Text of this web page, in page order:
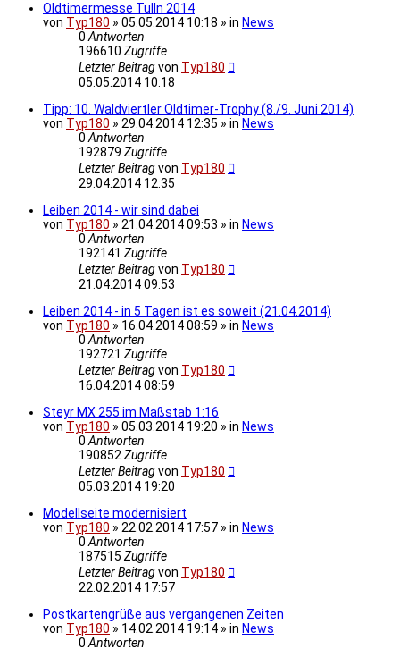
Oldtimermesse Tulln 2014
von Typ180 » 05.05.2014 10:18 » in News
0Antworten
196610 Zugriffe
Letzter Beitragvon Typ180
05.05.2014 10:18
Tipp: 10. Waldviertler Oldtimer-Trophy (8./9. Juni 2014)
von Typ180 » 29.04.2014 12:35 » in News
0Antworten
192879 Zugriffe
Letzter Beitragvon Typ180
29.04.2014 12:35
Leiben 2014 - wir sind dabei
von Typ180 » 21.04.2014 09:53 » in News
0Antworten
192141 Zugriffe
Letzter Beitragvon Typ180
21.04.2014 09:53
Leiben 2014 - in 5 Tagen ist es soweit (21.04.2014)
von Typ180 » 16.04.2014 08:59 » in News
0Antworten
192721 Zugriffe
Letzter Beitragvon Typ180
16.04.2014 08:59
Steyr MX 255 im Maßstab 1:16
von Typ180 » 05.03.2014 19:20 » in News
0Antworten
190852Zugriffe
Letzter Beitragvon Typ180
05.03.2014 19:20
Modellseite modernisiert
von Typ180 » 22.02.2014 17:57 » in News
0Antworten
187515 Zugriffe
Letzter Beitragvon Typ180
22.02.2014 17:57
Postkartengrüße aus vergangenen Zeiten
von Typ180 » 14.02.2014 19:14 » in News
0Antworten